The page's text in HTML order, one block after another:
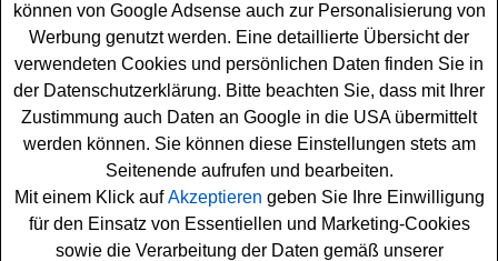
Wer gern einenEinkaufsgutschein gewinnenmöchte,
sollte sich dieses kostenlose DM Gewinnspiel unbedingt
genauer ansehen. Der dm Drogeriemarkt verlost als
Hauptgewinn einen fünfmal einen 100 EuroGutschein
plus Produktpaket von Swirl, Toppits und Melitta.
Zusätzlich warten noch zehn tolle Produktpakete auf
glückliche Gewinner. Mit etwas Glück können Sie eins
derProduktpaketeoder den Shopping Gutschein
gewinnen.
können von Google Adsense auch zur Personalisierung von
Werbung genutzt werden. Eine detaillierte Übersicht der
verwendeten Cookies und persönlichen Daten finden Sie in
der Datenschutzerklärung. Bitte beachten Sie, dass mit Ihrer
Zustimmung auch Daten an Google in die USA übermittelt
werden können. Sie können diese Einstellungen stets am
Seitenende aufrufen und bearbeiten.
Mit einem Klick aufAkzeptieren geben Sie Ihre Einwilligung
für den Einsatz von Essentiellen und Marketing-Cookies
sowie die Verarbeitung der Daten gemäß unserer